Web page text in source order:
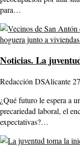
para…
Noticias. La
Redacción DSAlicante
¿Qué futuro le espera a
precariedad laboral, el
expectativas?…